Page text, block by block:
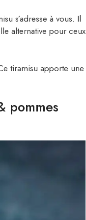
s’adresse à vous. Il
alternative pour ceux
tiramisu apporte une
pommes